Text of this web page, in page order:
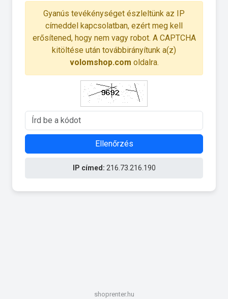
Gyanús tevékénységet észleltünk az IP
címeddel kapcsolatban, ezért meg kell
erősítened, hogy nem vagy robot. A CAPTCHA
kitöltése után továbbirányítunk a(z)
volomshop.com oldalra.
Ellenőrzés
IP címed: 216.73.216.190
shoprenter.hu